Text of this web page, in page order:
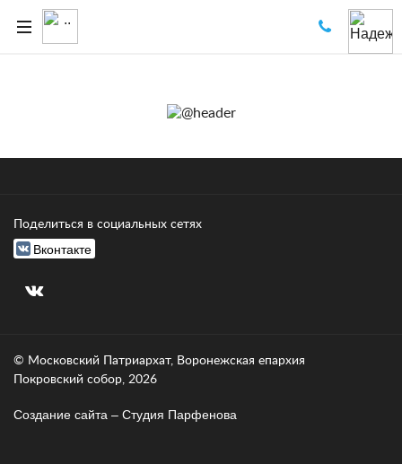
Поделиться в социальных сетях
Вконтакте
© Московский Патриархат, Воронежcкая епархия
Покровский собор, 2026
Создание сайта – Cтудия Парфенова